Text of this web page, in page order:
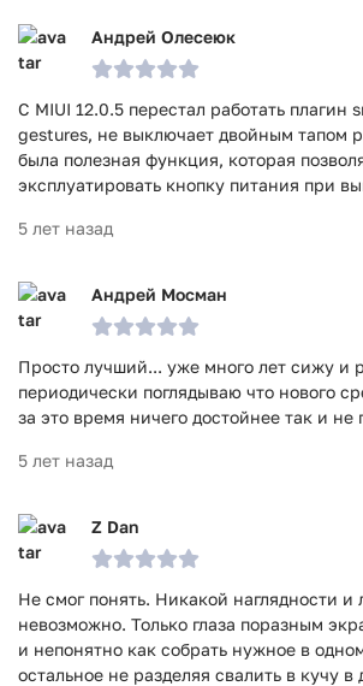
Андрей Олесеюк
С MIUI 12.0.5 перестал работать плагин
gestures, не выключает двойным тапом
была полезная функция, которая
эксплуатировать кнопку питания при
5 лет назад
Андрей Мосман
Просто лучший... уже много лет сижу и
периодически поглядываю что нового
за это время ничего достойнее так и не
5 лет назад
Z Dan
Не смог понять. Никакой наглядности и
невозможно. Только глаза поразным
и непонятно как собрать нужное в
остальное не разделяя свалить в кучу